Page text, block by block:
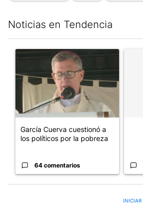
Noticias en Tendencia
Un artículo de tendencia con el título
García Cuerva cuestionó a
los políticos por la pobreza
64 comentarios
INICIAR